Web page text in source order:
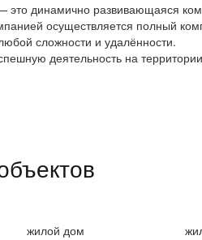
динамично развивающаяся
осуществляется полный
сложности и удалённости.
деятельность на
жилой дом